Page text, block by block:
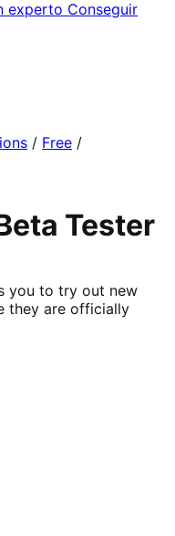
experto Conseguir
/ Free /
Tester
you to try out new
they are officially